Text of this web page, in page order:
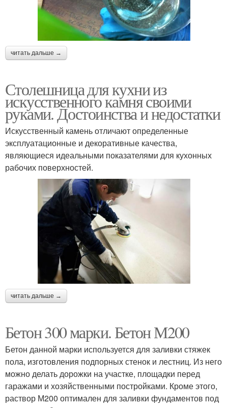
читать дальше →
Столешница для кухни из
искусственного камня своими
руками. Достоинства и недостатки
Искусственный камень отличают определенные
эксплуатационные и декоративные качества,
являющиеся идеальными показателями для кухонных
рабочих поверхностей.
читать дальше →
Бетон 300 марки. Бетон М200
Бетон данной марки используется для заливки стяжек
пола, изготовления подпорных стенок и лестниц. Из него
можно делать дорожки на участке, площадки перед
гаражами и хозяйственными постройками. Кроме этого,
раствор М200 оптимален для заливки фундаментов под